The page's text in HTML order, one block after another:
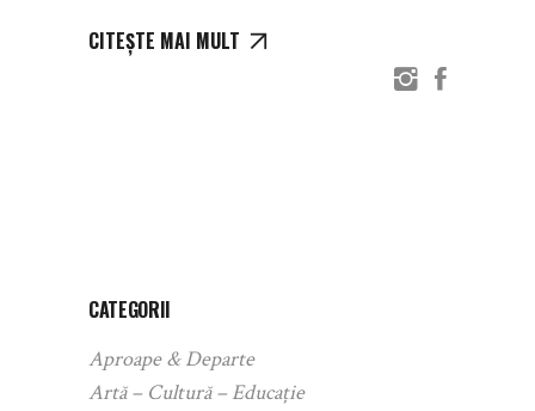
CITEȘTE MAI MULT
CATEGORII
Aproape & Departe
Artă – Cultură – Educație